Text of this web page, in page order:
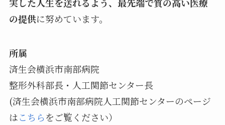
の提供に努めています。
所属
済生会横浜市南部病院
整形外科部長・人工関節センター長
(済生会横浜市南部病院人工関節センターのページ
はこちらをご覧ください）